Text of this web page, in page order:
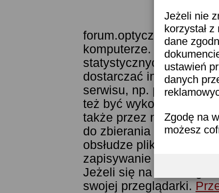
Jeżeli nie
korzystał
dane
ustawień
danych
Zgodę na
możesz
forum.optyczne.pl
komputerze.
statystycznych.
dostarczać im
serwisu, np. poprzez
też być
także przez narzędzie
do zbierania statystyk.
obsłudze plików
zapisywanie ich w
Jeżeli się na to nie
swojej przeglądarki.